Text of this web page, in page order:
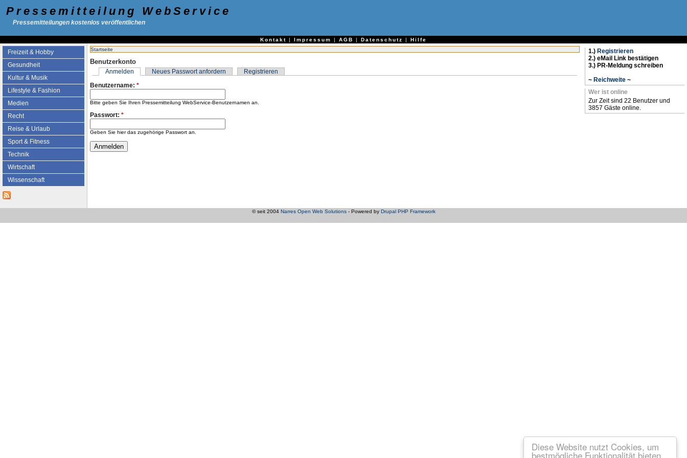
Diese Website nutzt Cookies, um
bestmögliche Funktionalität bieten
Pressemitteilung WebService
Pressemitteilungen kostenlos veröffentlichen
Kontakt | Impressum | AGB | Datenschutz | Hilfe
Freizeit & Hobby
Gesundheit
Kultur & Musik
Lifestyle & Fashion
Medien
Recht
Reise & Urlaub
Sport & Fitness
Technik
Wirtschaft
Wissenschaft
Startseite
Benutzerkonto
Anmelden Neues Passwort anfordern
Registrieren
Benutzername: *
Bitte geben Sie Ihren Pressemitteilung WebService-Benutzernamen an.
Passwort: *
Geben Sie hier das zugehörige Passwort an.
1.) Registrieren
2.) eMail Link bestätigen
3.) PR-Meldung schreiben
~ Reichweite ~
Wer ist online
Zur Zeit sind 22 Benutzer und
3857 Gäste online.
© seit 2004 Narres Open Web Solutions- Powered by Drupal PHP Framework